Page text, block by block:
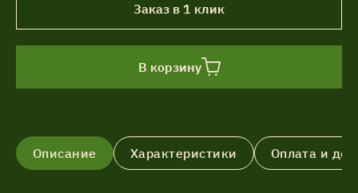
Заказ в 1 клик
В корзину
Описание Характеристики Оплата и